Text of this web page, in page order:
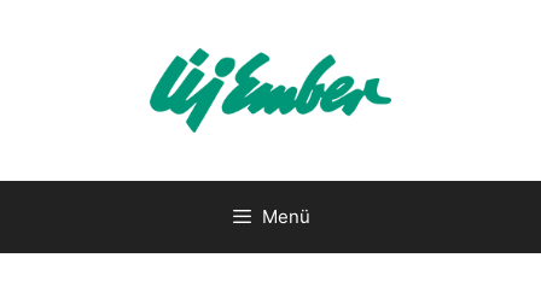
Menü